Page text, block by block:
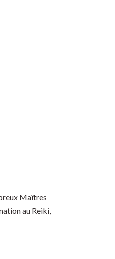
Maîtres
au Reiki,